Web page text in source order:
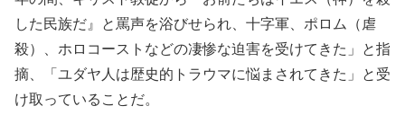
した民族だ』と罵声を浴びせられ、十字軍、ポロム（虐
殺）、ホロコーストなどの凄惨な迫害を受けてきた」と指
摘、「ユダヤ人は歴史的トラウマに悩まされてきた」と受
け取っていることだ。